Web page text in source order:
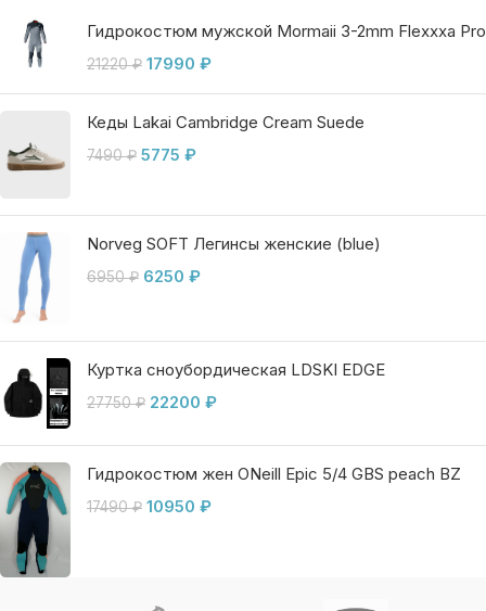
Гидрокостюм мужской Mormaii 3-2mm Flexxxa Pro
21220₽ 17990 ₽
Кеды Lakai Cambridge Cream Suede
7490₽ 5775 ₽
Norveg SOFT Легинсы женские (blue)
6950₽ 6250 ₽
Куртка сноубордическая LDSKI EDGE
27750₽ 22200 ₽
Гидрокостюм жен ONeill Epic 5/4 GBS peach BZ
17490₽ 10950 ₽